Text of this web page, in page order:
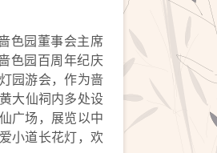
色园董事会主席
色园百周年纪庆
园游会，作为啬
大仙祠内多处设
广场，展览以中
小道长花灯，欢